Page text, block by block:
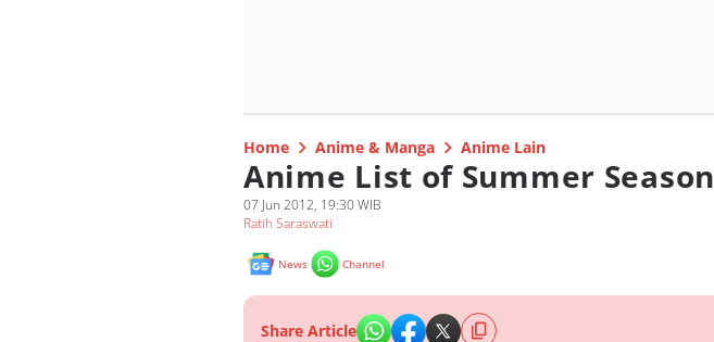
Home Anime & Manga Anime Lain
Anime List of Summer Season
07 Jun 2012, 19:30 WIB
Ratih Saraswati
News Channel
Share Article